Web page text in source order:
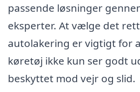
passende løsninger
eksperter. At vælge det
autolakering er vigtigt for
køretøj ikke kun ser godt
beskyttet mod vejr og slid.